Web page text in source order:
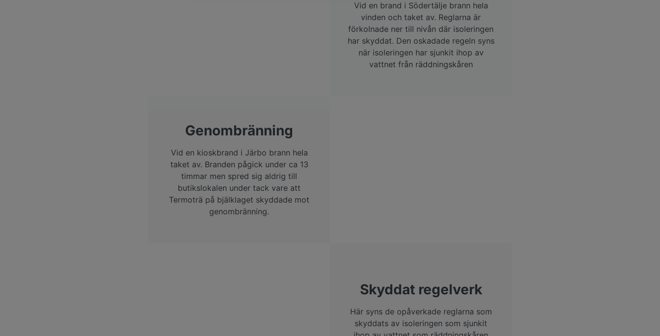
Vid en brand i Södertälje brann hela
vinden och taket av. Reglarna är
förkolnade ner till nivån där isoleringen
har skyddat. Den oskadade regeln syns
när isoleringen har sjunkit ihop av
vattnet från räddningskåren
Genombränning
Vid en kioskbrand i Järbo brann hela
taket av. Branden pågick under ca 13
timmar men spred sig aldrig till
butikslokalen under tack vare att
Termoträ på bjälklaget skyddade mot
genombränning.
Skyddat regelverk
Här syns de opåverkade reglarna som
skyddats av isoleringen som sjunkit